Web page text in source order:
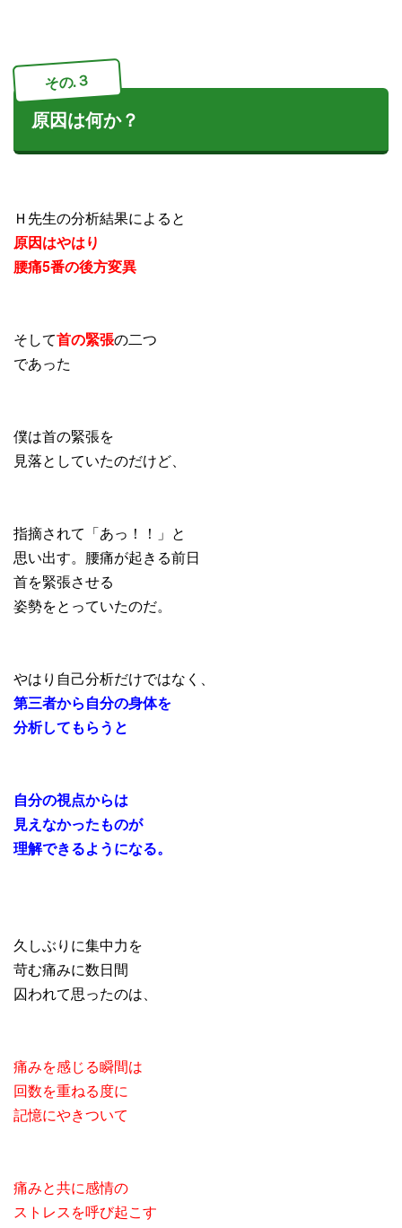
その.３
原因は何か？
Ｈ先生の分析結果によると
原因はやはり
腰痛5番の後方変異
そして首の緊張の二つ
であった
僕は首の緊張を
見落としていたのだけど、
指摘されて「あっ！！」と
思い出す。腰痛が起きる前日
首を緊張させる
姿勢をとっていたのだ。
やはり自己分析だけではなく、
第三者から自分の身体を
分析してもらうと
自分の視点からは
見えなかったものが
理解できるようになる。
久しぶりに集中力を
苛む痛みに数日間
囚われて思ったのは、
痛みを感じる瞬間は
回数を重ねる度に
記憶にやきついて
痛みと共に感情の
ストレスを呼び起こす